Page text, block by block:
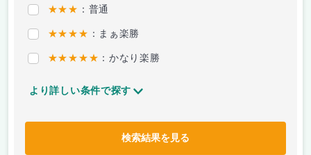
★★★ ：普通
★★★★ ：まぁ楽勝
★★★★★ ：かなり楽勝
より詳しい条件で探す
検索結果を見る